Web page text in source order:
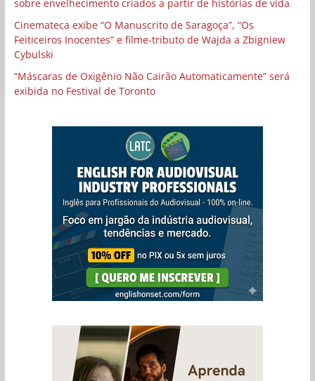
sobre envelhecimento criados a partir de histórias de vida
Cinemateca exibe “O Manuscrito de Saragoça”, “Os
Feiticeiros Inocentes” e filme-tributo de Wajda a Zbigniew
Cybulski
“Máscaras de Oxigênio Não Cairão Automaticamente” será
exibida no Festival de Toronto